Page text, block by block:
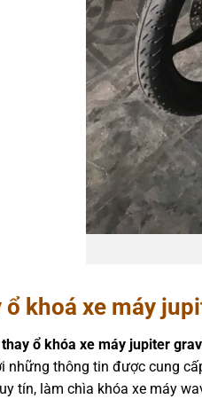
ổ khoá xe máy
thay ổ khóa xe máy jupiter
những thông tin được cung
tín, làm chìa khóa xe máy